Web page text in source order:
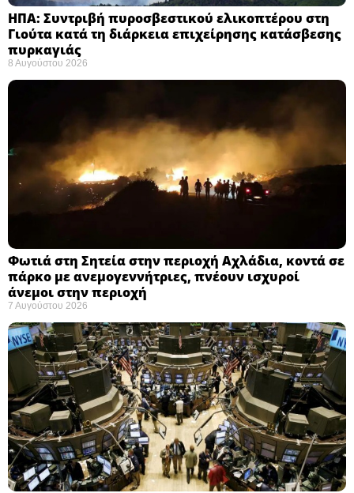
ΗΠΑ: Συντριβή πυροσβεστικού ελικοπτέρου στη
Γιούτα κατά τη διάρκεια επιχείρησης κατάσβεσης
πυρκαγιάς ​
8 Αυγούστου 2026
Φωτιά στη Σητεία στην περιοχή Αχλάδια, κοντά σε
πάρκο με ανεμογεννήτριες, πνέουν ισχυροί
άνεμοι στην περιοχή
7 Αυγούστου 2026